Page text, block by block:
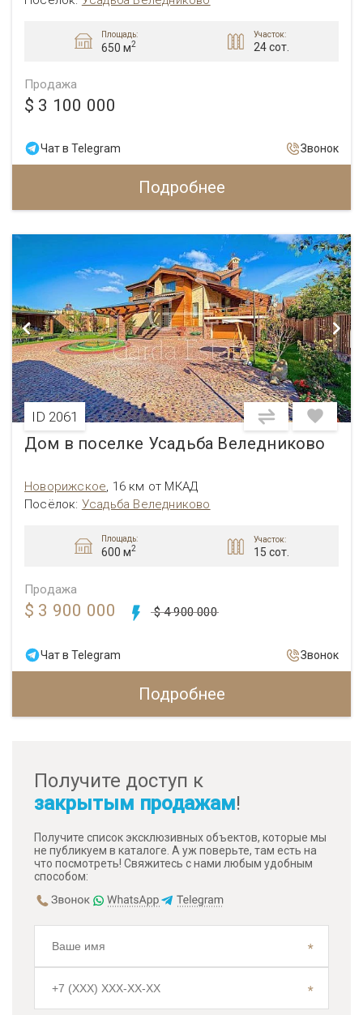
Площадь:
650 м2
Участок:
24 сот.
Продажа
$ 3 100 000
Чат в Telegram Звонок
Подробнее
ID 2061
Дом в поселке Усадьба Веледниково
Новорижское, 16 км от МКАД
Посёлок: Усадьба Веледниково
Площадь:
600 м2
Участок:
15 сот.
Продажа
$ 3 900 000 $ 4 900 000
Чат в Telegram Звонок
Подробнее
Получите доступ к
закрытым продажам!
Получите список эксклюзивных объектов, которые мы
не публикуем в каталоге. А уж поверьте, там есть на
что посмотреть! Свяжитесь с нами любым удобным
способом: